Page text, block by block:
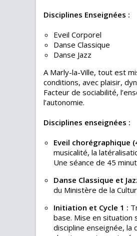
Disciplines Enseignées :
Eveil Corporel
Danse
Danse Jazz
A Marly-la-Ville, tout est
conditions, avec plaisir,
Facteur de sociabilité,
l’autonomie.
Disciplines enseignées :
Eveil chorégraphique
musicalité, la
Une séance de 45
Danse Classique et
du Ministère de la
Initiation et Cycle 1 :
base. Mise en situation
discipline enseignée, la